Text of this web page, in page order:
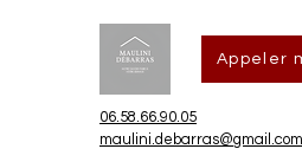
Appeler
06.58.66.90.05
maulini.debarras@gmail.com